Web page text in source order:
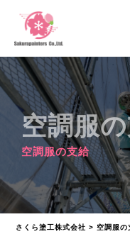
空調服
空調服の支給
さくら塗工株式会社 >空調服の